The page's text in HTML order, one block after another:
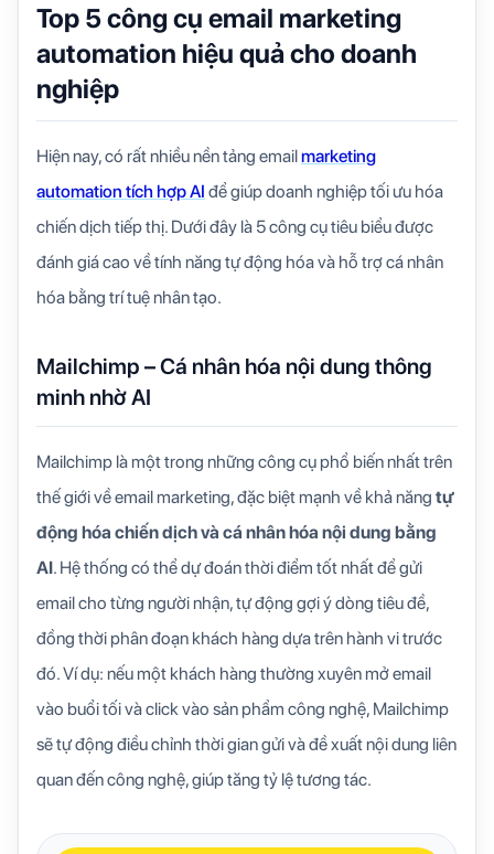
Top 5 công cụ email marketing
automation hiệu quả cho doanh
nghiệp
Hiện nay, có rất nhiều nền tảng emailmarketing
automation tích hợp AI để giúp doanh nghiệp tối ưu hóa
chiến dịch tiếp thị. Dưới đây là 5 công cụ tiêu biểu được
đánh giá cao về tính năng tự động hóa và hỗ trợ cá nhân
hóa bằng trí tuệ nhân tạo.
Mailchimp – Cá nhân hóa nội dung thông
minh nhờ AI
Mailchimp là một trong những công cụ phổ biến nhất trên
thế giới về email marketing, đặc biệt mạnh về khả năng tự
động hóa chiến dịch và cá nhân hóa nội dung bằng
AI. Hệ thống có thể dự đoán thời điểm tốt nhất để gửi
email cho từng người nhận, tự động gợi ý dòng tiêu đề,
đồng thời phân đoạn khách hàng dựa trên hành vi trước
đó. Ví dụ: nếu một khách hàng thường xuyên mở email
vào buổi tối và click vào sản phẩm công nghệ, Mailchimp
sẽ tự động điều chỉnh thời gian gửi và đề xuất nội dung liên
quan đến công nghệ, giúp tăng tỷ lệ tương tác.